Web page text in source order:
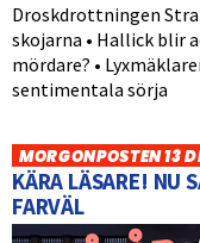
Droskdrottningen
skojarna • Hallick blir
mördare? •
sentimentala sörja
MORGONPOSTEN 13
KÄRA LÄSARE! NU
FARVÄL